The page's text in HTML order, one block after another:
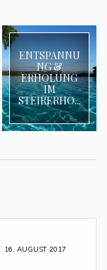
ENTSPANNU
NG &
ERHOLUNG
IM
STEIRERHO...
16. AUGUST 2017